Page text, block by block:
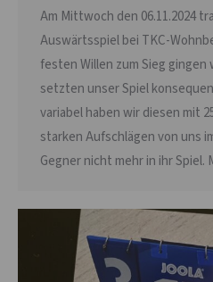
Am Mittwoch den 06.11.2024
Auswärtsspiel bei TKC-
festen Willen zum Sieg gingen
setzten unser Spiel
variabel haben wir diesen mit
starken Aufschlägen von uns
Gegner nicht mehr in ihr